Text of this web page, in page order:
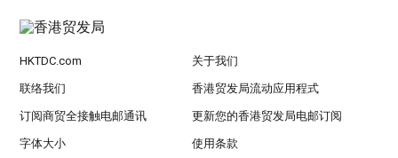
HKTDC.com 关于我们
联络我们 香港贸发局流动应用程式
订阅商贸全接触电邮通讯 更新您的香港贸发局电邮订阅
字体大小 使用条款